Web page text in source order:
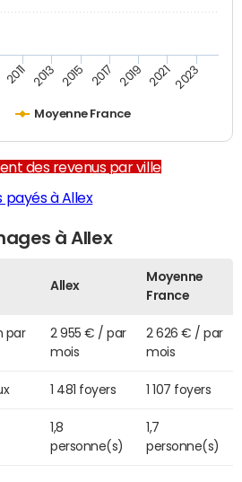
Moyenne France
2011 2013 2015 2017 2019 2021 2023
des revenus par ville
payés à Allex
à Allex
Allex
Moyenne
France
par
2 955 € / par
mois
2 626 € / par
mois
1 481 foyers 1 107 foyers
1,8
personne(s)
1,7
personne(s)